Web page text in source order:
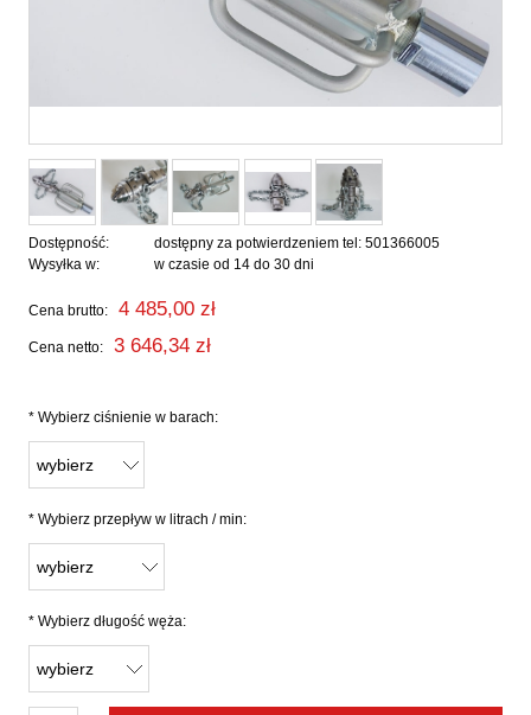
Dostępność:
dostępny za potwierdzeniem tel: 501366005
Wysyłka w:
w czasie od 14 do 30 dni
Cena brutto: 4 485,00 zł
Cena netto: 3 646,34 zł
* Wybierz ciśnienie w barach:
* Wybierz przepływ w litrach / min:
* Wybierz długość węża: